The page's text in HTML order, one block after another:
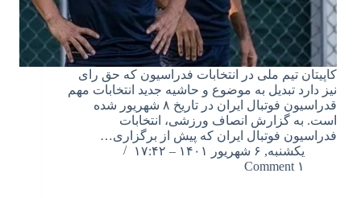
کاپیتان تیم ملی در انتخابات فدراسیون که حق رای
نیز دارد تبدیل به موضوع و حاشیه جدید انتخابات مهم
قدراسیون فوتبال ایران در تاریخ ۸ شهریور شده
است. به گزارش انصاف ورزشی، انتخابات
فدراسیون فوتبال ایران که پیش از برگزاری…
یکشنبه, ۶ شهریور ۱۴۰۱ – ۱۷:۴۲
۱ Comment